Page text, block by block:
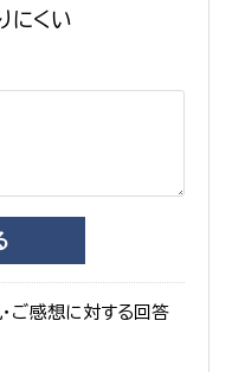
にくい
ご感想に対する回答